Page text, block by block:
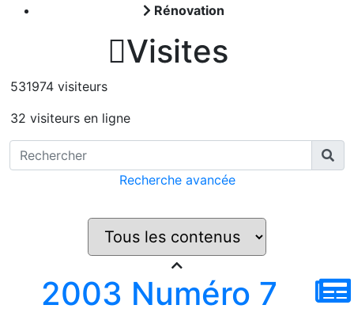
Rénovation
Visites
531974 visiteurs
32 visiteurs en ligne
Recherche avancée
2003 Numéro 7